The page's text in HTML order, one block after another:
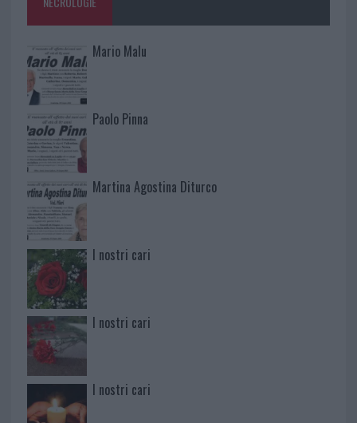
Mario Malu
Paolo Pinna
Martina Agostina Diturco
I nostri cari
I nostri cari
I nostri cari